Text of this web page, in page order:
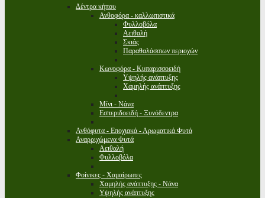
Δέντρα κήπου
Ανθοφόρα - καλλωπιστικά
Φυλλοβόλα
Αειθαλή
Σκιάς
Παραθαλάσσιων περιοχών
Κωνοφόρα - Κυπαρισσοειδή
Υψηλής ανάπτυξης
Χαμηλής ανάπτυξης
Μίνι - Νάνα
Εσπεριδοειδή - Ξυνόδεντρα
Ανθόφυτα - Εποχιακά - Αρωματικά Φυτά
Αναρριχώμενα Φυτά
Αειθαλή
Φυλλοβόλα
Φοίνικες - Χαμαίρωπες
Χαμηλής ανάπτυξης - Νάνα
Υψηλής ανάπτυξης